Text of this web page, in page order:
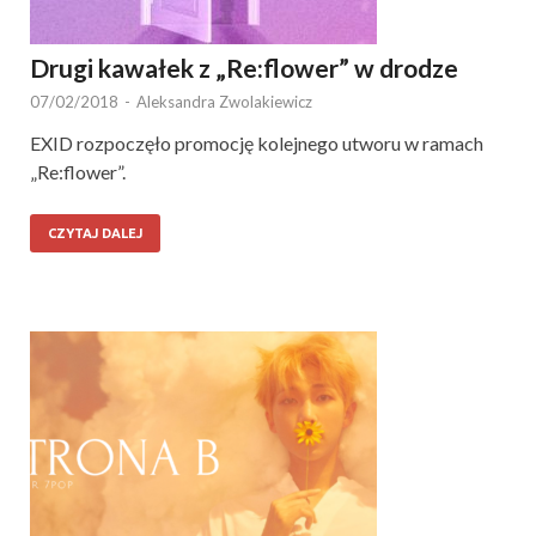
Drugi kawałek z „Re:flower” w drodze
07/02/2018 - Aleksandra Zwolakiewicz
EXID rozpoczęło promocję kolejnego utworu w ramach
„Re:flower”.
CZYTAJ DALEJ